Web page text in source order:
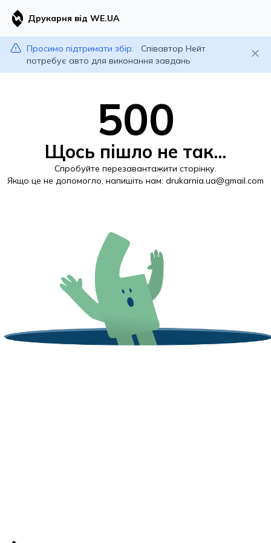
Друкарня від WE.UA
Просимо підтримати збір:
Співавтор Нейт
потребує авто для виконання завдань
500
Щось пішло не так...
Спробуйте перезавантажити сторінку.
Якщо це не допомогло, напишіть нам: drukarnia.ua@gmail.com